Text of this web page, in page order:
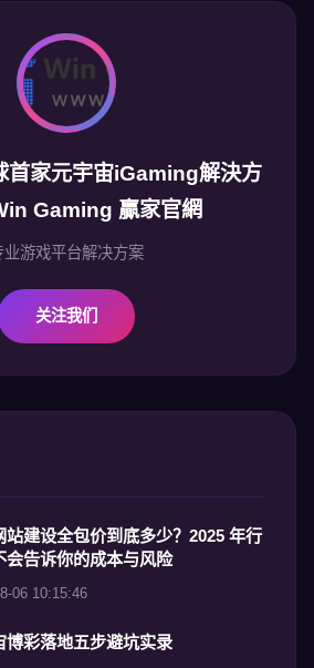
首家元宇宙iGaming解決方
Gaming 贏家官網
业游戏平台解决方案
关注我们
站建设全包价到底多少？2025 年行
会告诉你的成本与风险
06 10:15:46
博彩落地五步避坑实录